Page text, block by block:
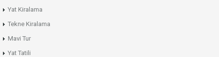
Yat Kiralama
Tekne Kiralama
Mavi Tur
Yat Tatili